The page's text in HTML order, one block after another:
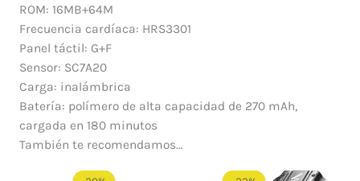
ROM: 16MB+64M
Frecuencia cardíaca: HRS3301
Panel táctil: G+F
Sensor: SC7A20
Carga: inalámbrica
Batería: polímero de alta capacidad de 270 mAh,
cargada en 180 minutos
También te recomendamos…
precio
precio
precio